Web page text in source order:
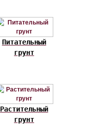
Питательный
грунт
Растительный
грунт